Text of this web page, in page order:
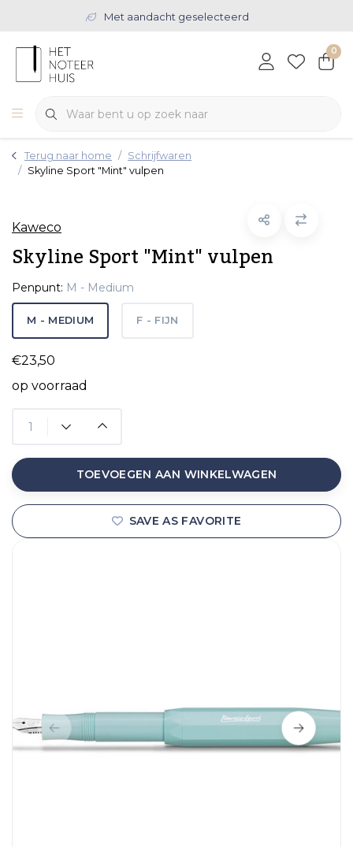
Met aandacht geselecteerd
0
Terug naar home
Schrijfwaren
Skyline Sport "Mint" vulpen
Kaweco
Skyline Sport "Mint" vulpen
Penpunt: M - Medium
M - MEDIUM F - FIJN
€23,50
op voorraad
TOEVOEGEN AAN WINKELWAGEN
SAVE AS FAVORITE